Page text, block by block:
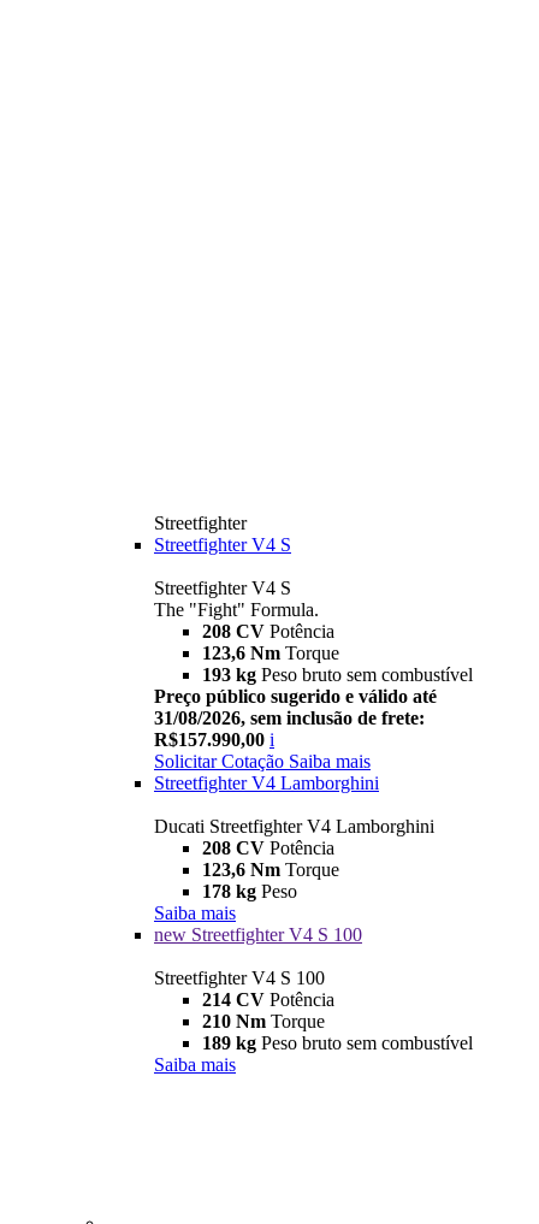
Streetfighter
Streetfighter V4 S
Streetfighter V4 S
The "Fight" Formula.
208 CV Potência
123,6 Nm Torque
193 kg Peso bruto sem combustível
Preço público sugerido e válido até
31/08/2026, sem inclusão de frete:
R$157.990,00 i
Solicitar Cotação Saiba mais
Streetfighter V4 Lamborghini
Ducati Streetfighter V4 Lamborghini
208 CV Potência
123,6 Nm Torque
178 kg Peso
Saiba mais
new Streetfighter V4 S 100
Streetfighter V4 S 100
214 CV Potência
210 Nm Torque
189 kg Peso bruto sem combustível
Saiba mais